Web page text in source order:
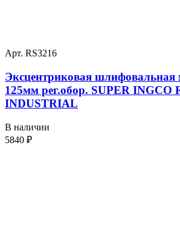
Арт. RS3216
Эксцентриковая
125мм рег.обор. SUPER INGCO
INDUSTRIAL
В наличии
5840 ₽